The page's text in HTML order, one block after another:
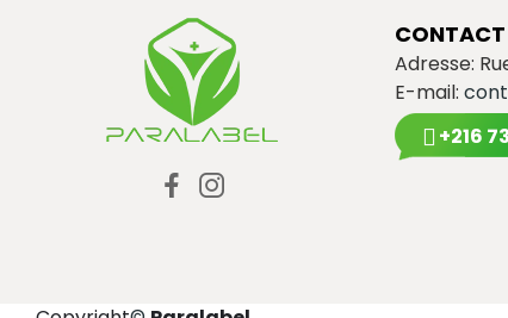
CONTACT
Adresse:
E-mail:
+216